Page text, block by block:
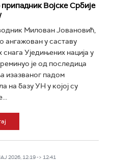
Војске Србије
Милован Јовановић,
ангажован у саставу
Уједињених нација у
је од последица
изазваног падом
на базу УН у којој су
2026, 12:19 -> 12:41